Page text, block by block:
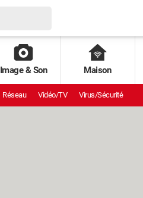
Image & Son Maison
Réseau Vidéo/TV Virus/Sécurité